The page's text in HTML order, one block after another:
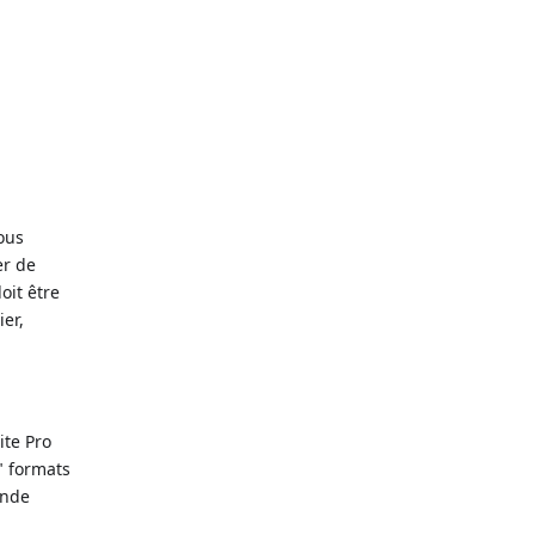
de
être
Pro
formats